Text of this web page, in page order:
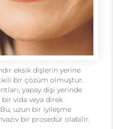
eksik dişlerin yerine
bir çözüm olmuştur.
yapay dişi yerinde
vida veya direk
uzun bir iyileşme
bir prosedür olabilir.